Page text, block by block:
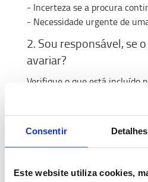
Consentir Detalhes
Este website utiliza cookies,
- Incerteza se a procura
- Necessidade urgente de
2. Sou responsável, se
avariar?
Verifique o que está incluído
da Toyota inclui o serviço e
adicional para Seguro de
3. Tenho que pagar
Apenas é responsável pelo